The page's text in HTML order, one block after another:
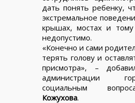
дать понять ребенку,
экстремальное
крышах, мостах и
недопустимо.
«Конечно и сами
терять голову и
присмотра», –
администрации
социальным
Кожухова.